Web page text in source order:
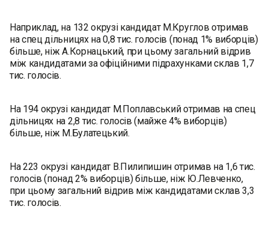
Наприклад, на 132 окрузі кандидат М.Круглов отримав
на спец дільницях на 0,8 тис. голосів (понад 1% виборців)
більше, ніж А.Корнацький, при цьому загальний відрив
між кандидатами за офіційними підрахунками склав 1,7
тис. голосів.
На 194 окрузі кандидат М.Поплавський отримав на спец
дільницях на 2,8 тис. голосів (майже 4% виборців)
більше, ніж М.Булатецький.
На 223 окрузі кандидат В.Пилипишин отримав на 1,6 тис.
голосів (понад 2% виборців) більше, ніж Ю.Левченко,
при цьому загальний відрив між кандидатами склав 3,3
тис. голосів.